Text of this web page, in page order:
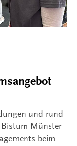
und rund
Bistum Münster
beim